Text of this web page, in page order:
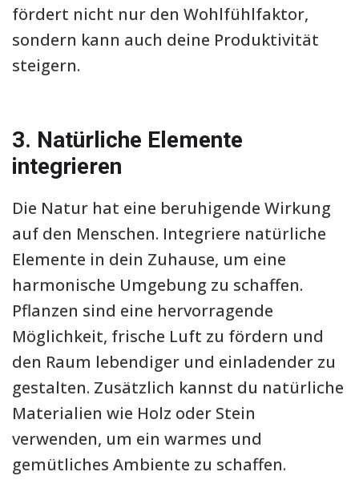
fördert nicht nur den Wohlfühlfaktor,
sondern kann auch deine Produktivität
steigern.
3. Natürliche Elemente
integrieren
Die Natur hat eine beruhigende Wirkung
auf den Menschen. Integriere natürliche
Elemente in dein Zuhause, um eine
harmonische Umgebung zu schaffen.
Pflanzen sind eine hervorragende
Möglichkeit, frische Luft zu fördern und
den Raum lebendiger und einladender zu
gestalten. Zusätzlich kannst du natürliche
Materialien wie Holz oder Stein
verwenden, um ein warmes und
gemütliches Ambiente zu schaffen.